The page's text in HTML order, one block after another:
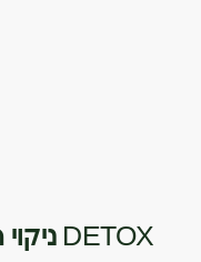
DETOX ניקוי הגוף מרעלים